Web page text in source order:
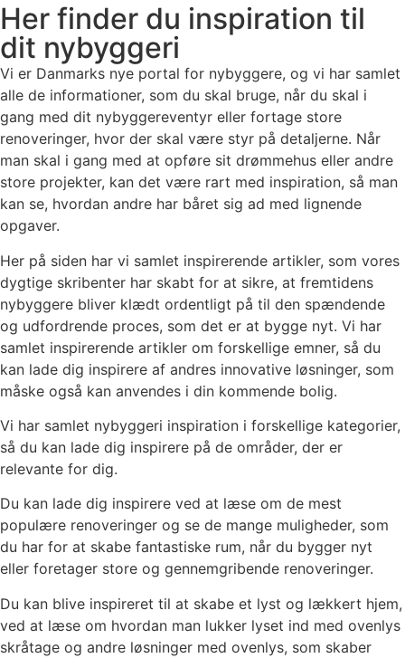
Her finder du inspiration til
dit nybyggeri
Vi er Danmarks nye portal for nybyggere, og vi har samlet
alle de informationer, som du skal bruge, når du skal i
gang med dit nybyggereventyr eller fortage store
renoveringer, hvor der skal være styr på detaljerne. Når
man skal i gang med at opføre sit drømmehus eller andre
store projekter, kan det være rart med inspiration, så man
kan se, hvordan andre har båret sig ad med lignende
opgaver.
Her på siden har vi samlet inspirerende artikler, som vores
dygtige skribenter har skabt for at sikre, at fremtidens
nybyggere bliver klædt ordentligt på til den spændende
og udfordrende proces, som det er at bygge nyt. Vi har
samlet inspirerende artikler om forskellige emner, så du
kan lade dig inspirere af andres innovative løsninger, som
måske også kan anvendes i din kommende bolig.
Vi har samlet nybyggeri inspiration i forskellige kategorier,
så du kan lade dig inspirere på de områder, der er
relevante for dig.
Du kan lade dig inspirere ved at læse om de mest
populære renoveringer og se de mange muligheder, som
du har for at skabe fantastiske rum, når du bygger nyt
eller foretager store og gennemgribende renoveringer.
Du kan blive inspireret til at skabe et lyst og lækkert hjem,
ved at læse om hvordan man lukker lyset ind med ovenlys
skråtage og andre løsninger med ovenlys, som skaber